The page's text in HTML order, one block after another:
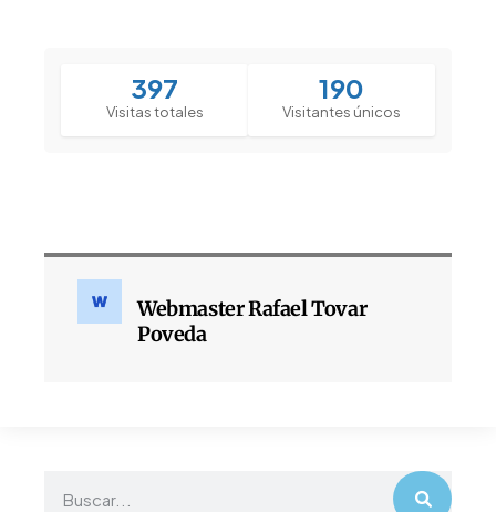
397
Visitas totales
190
Visitantes únicos
Webmaster Rafael Tovar
Poveda